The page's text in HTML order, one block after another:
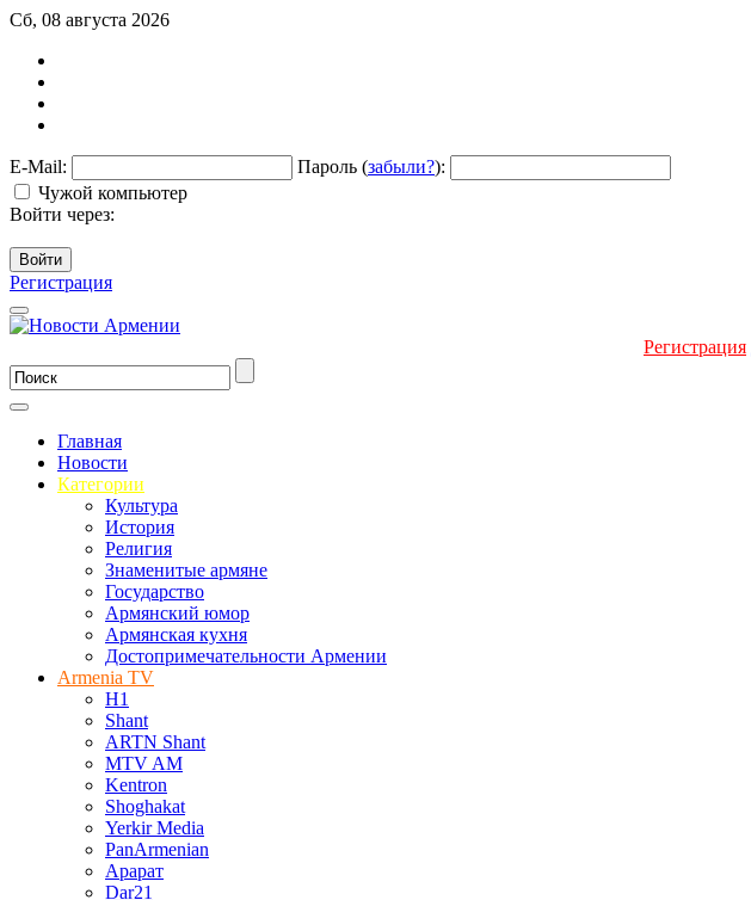
Сб, 08 августа 2026
E-Mail: Пароль (забыли?):
Чужой компьютер
Войти через:
Войти
Регистрация
Регистрация
Главная
Новости
Категории
Культура
История
Религия
Знаменитые армяне
Государство
Армянский юмор
Армянская кухня
Достопримечательности Армении
Armenia TV
H1
Shant
ARTN Shant
MTV AM
Kentron
Shoghakat
Yerkir Media
PanArmenian
Арарат
Dar21